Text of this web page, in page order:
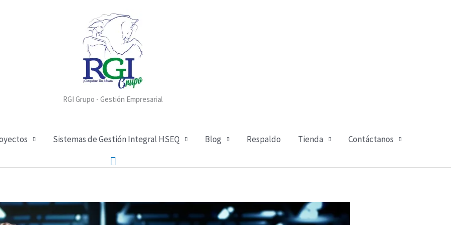
RGI Grupo - Gestión Empresarial
Sistemas de Gestión Integral HSEQ Blog Respaldo Tienda Contáctanos
Buscar